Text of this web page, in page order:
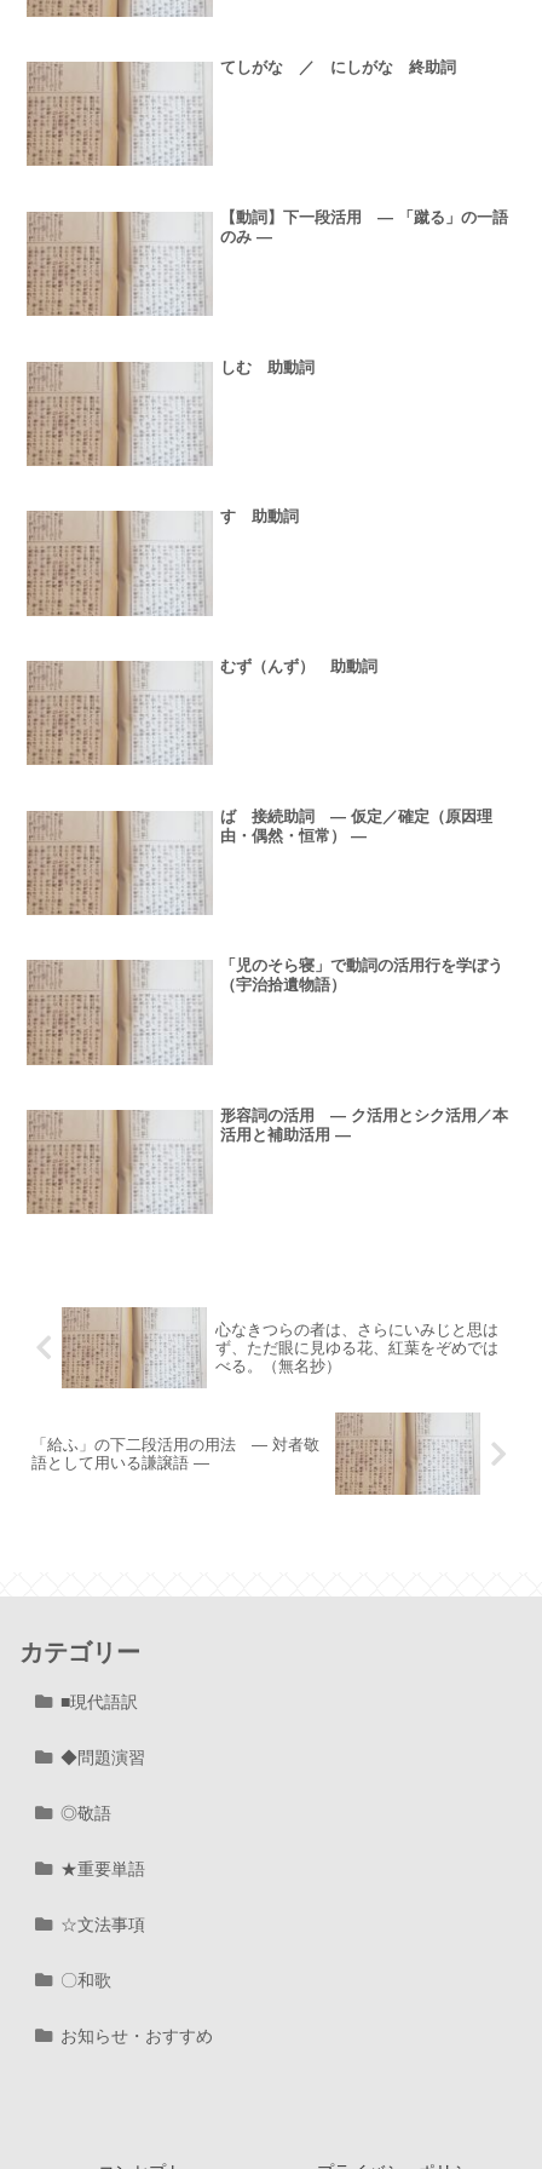
てしがな ／ にしがな 終助詞
【動詞】下一段活用 ― 「蹴る」の一語
のみ ―
しむ 助動詞
す 助動詞
むず（んず） 助動詞
ば 接続助詞 ― 仮定／確定（原因理
由・偶然・恒常） ―
「児のそら寝」で動詞の活用行を学ぼう
（宇治拾遺物語）
形容詞の活用 ― ク活用とシク活用／本
活用と補助活用 ―
心なきつらの者は、さらにいみじと思は
ず、ただ眼に見ゆる花、紅葉をぞめでは
べる。（無名抄）
「給ふ」の下二段活用の用法 ― 対者敬
語として用いる謙譲語 ―
カテゴリー
■現代語訳
◆問題演習
◎敬語
★重要単語
☆文法事項
〇和歌
お知らせ・おすすめ